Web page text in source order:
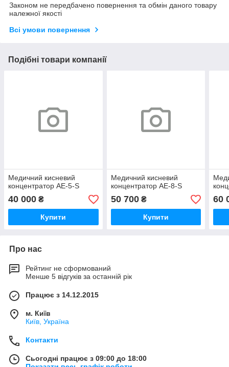
Законом не передбачено повернення та обмін даного товару
належної якості
Всі умови повернення
Подібні товари компанії
Медичний кисневий
концентратор AE-5-S
40 000 ₴
Купити
Медичний кисневий
концентратор AE-8-S
50 700₴
Купити
60
Про нас
Рейтинг не сформований
Менше 5 відгуків за останній рік
Працює з 14.12.2015
м. Київ
Київ, Україна
Контакти
Сьогодні працює з 09:00 до 18:00